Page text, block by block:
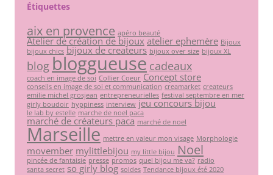
Étiquettes
aix en provence apéro beauté
Atelier de création de bijoux atelier ephemère Bijoux
bijoux chics bijoux de createurs bijoux over size bijoux XL
blog bloggueuse cadeaux
coach en image de soi Collier Coeur Concept store
conseils en image de soi et communication creamarket createurs
emilie michel grosjean entrepreneurielles festival septembre en mer
girly boudoir hyppiness interview jeu concours bijou
le lab by estelle marche de noel paca
marché de créateurs paca marché de noel
Marseille mettre en valeur mon visage Morphologie
movember mylittlebijou my little bijou Noel
pincée de fantaisie presse promos quel bijou me va? radio
santa secret so girly blog soldes Tendance bijoux été 2020